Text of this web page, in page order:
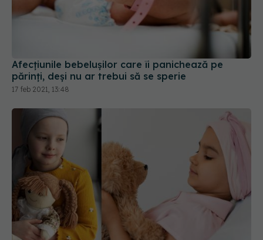
Afecțiunile bebelușilor care îi panichează pe
părinți, deși nu ar trebui să se sperie
17 feb 2021, 13:48